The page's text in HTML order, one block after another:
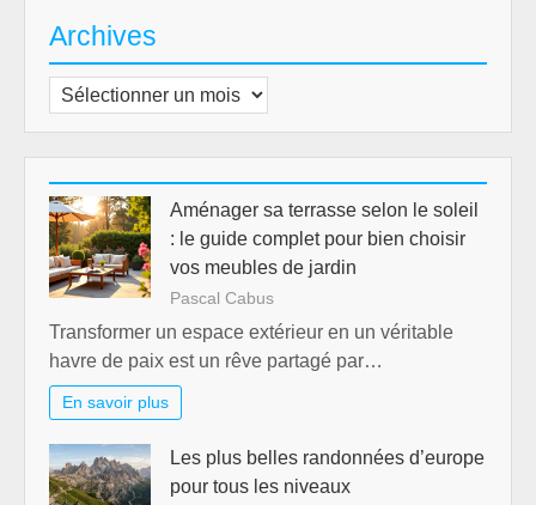
Archives
Archives
Aménager sa terrasse selon le soleil
: le guide complet pour bien choisir
vos meubles de jardin
Pascal Cabus
Transformer un espace extérieur en un véritable
havre de paix est un rêve partagé par…
En savoir plus
Les plus belles randonnées d’europe
pour tous les niveaux